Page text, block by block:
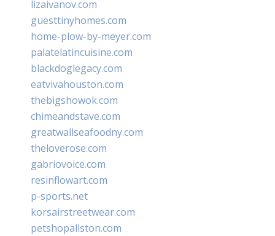
lizaivanov.com
guesttinyhomes.com
home-plow-by-meyer.com
palatelatincuisine.com
blackdoglegacy.com
eatvivahouston.com
thebigshowok.com
chimeandstave.com
greatwallseafoodny.com
theloverose.com
gabriovoice.com
resinflowart.com
p-sports.net
korsairstreetwear.com
petshopallston.com